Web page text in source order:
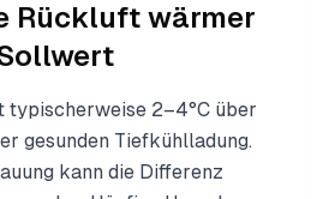
Rückluft wärmer
typischerweise 2–4°C über
gesunden Tiefkühlladung.
kann die Differenz